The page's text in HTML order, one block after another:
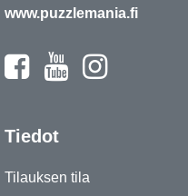
www.puzzlemania.fi
Tiedot
Tilauksen tila